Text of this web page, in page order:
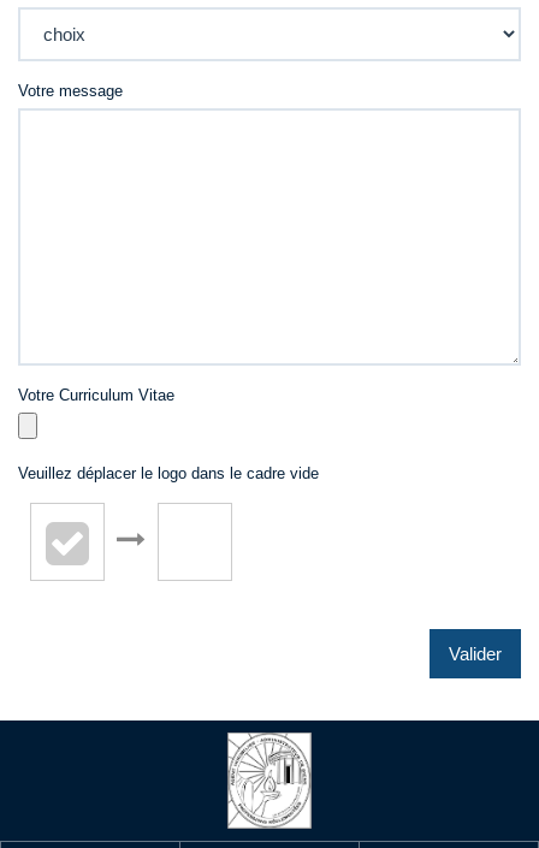
Votre message
Votre Curriculum Vitae
Veuillez déplacer le logo dans le cadre vide
Valider